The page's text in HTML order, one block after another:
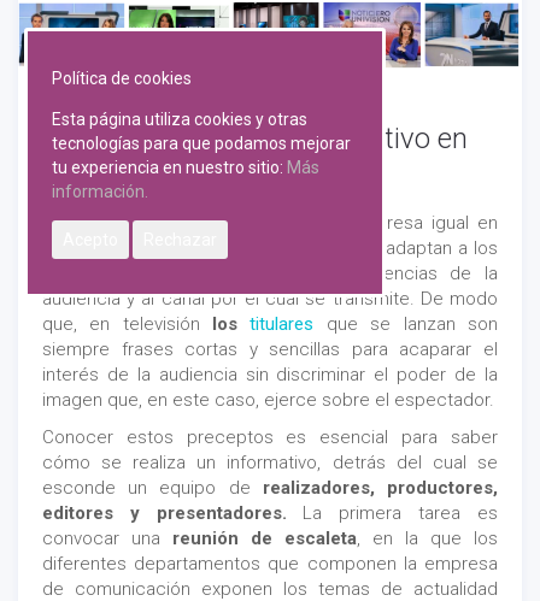
Cómo se realiza un informativo en
televisión
Enperiodismola información no se expresa igual en
se adaptan a los
destinatarios y el mensaje a las exigencias de la
audiencia y al canal por el cual se transmite. De modo
que, en televisión lostitulares que se lanzan son
siempre frases cortas y sencillas para acaparar el
interés de la audiencia sin discriminar el poder de la
imagen que, en este caso, ejerce sobre el espectador.
Conocer estos preceptos es esencial para saber
cómo se realiza un informativo, detrás del cual se
esconde un equipo de realizadores, productores,
editores y presentadores. La primera tarea es
convocar una reunión de escaleta , en la que los
diferentes departamentos que componen la empresa
de comunicación exponen los temas de actualidad
Política de cookies
Esta página utiliza cookies y otras
tecnologías para que podamos mejorar
tu experiencia en nuestro sitio: Más
información.